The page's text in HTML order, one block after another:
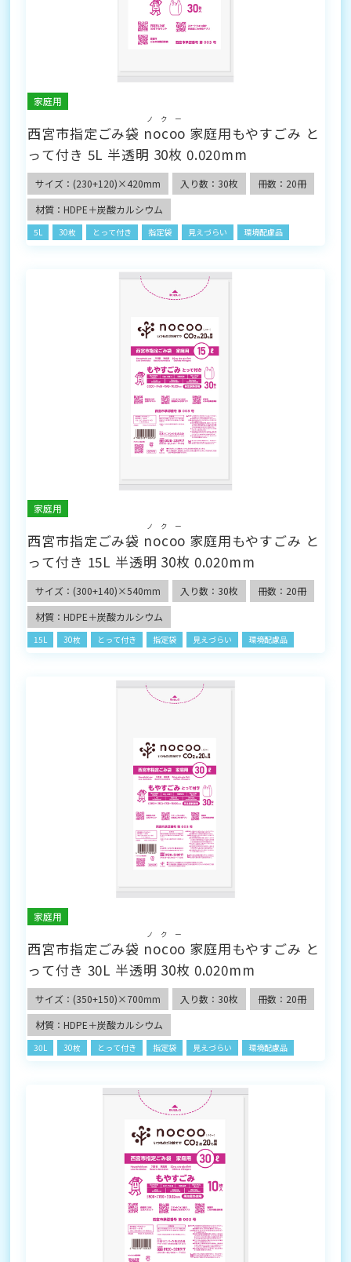
家庭用
西宮市指定ごみ袋 nocoo
ノクー
家庭用もやすごみ と
って付き 5L 半透明 30枚 0.020mm
サイズ：(230+120)×420mm 入り数：30枚
冊数：20冊
材質：HDPE＋炭酸カルシウム
5L 30枚 とって付き 指定袋 見えづらい 環境配慮品
家庭用
西宮市指定ごみ袋 nocoo
ノクー
家庭用もやすごみ と
って付き 15L 半透明 30枚 0.020mm
サイズ：(300+140)×540mm 入り数：30枚
冊数：20冊
材質：HDPE＋炭酸カルシウム
15L 30枚 とって付き 指定袋 見えづらい 環境配慮品
家庭用
西宮市指定ごみ袋 nocoo
ノクー
家庭用もやすごみ と
って付き 30L 半透明 30枚 0.020mm
サイズ：(350+150)×700mm 入り数：30枚
冊数：20冊
材質：HDPE＋炭酸カルシウム
30L 30枚 とって付き 指定袋 見えづらい 環境配慮品